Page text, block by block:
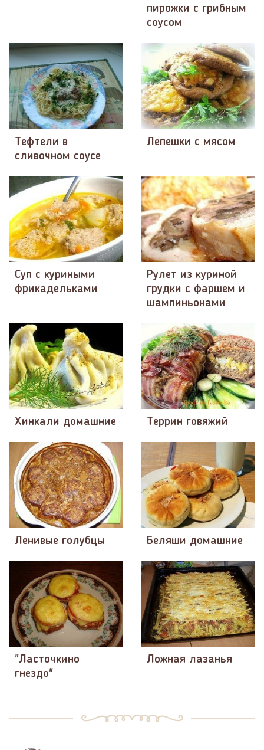
пирожки с грибным
соусом
Тефтели в
сливочном соусе
Лепешки с мясом
Суп с куриными
фрикадельками
Рулет из куриной
грудки с фаршем и
шампиньонами
Хинкали домашние Террин говяжий
Ленивые голубцы Беляши домашние
"Ласточкино
гнездо"
Ложная лазанья